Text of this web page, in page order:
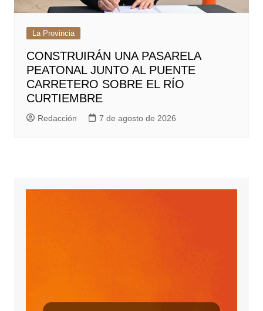
La Provincia
CONSTRUIRÁN UNA PASARELA
PEATONAL JUNTO AL PUENTE
CARRETERO SOBRE EL RÍO
CURTIEMBRE
Redacción 7 de agosto de 2026